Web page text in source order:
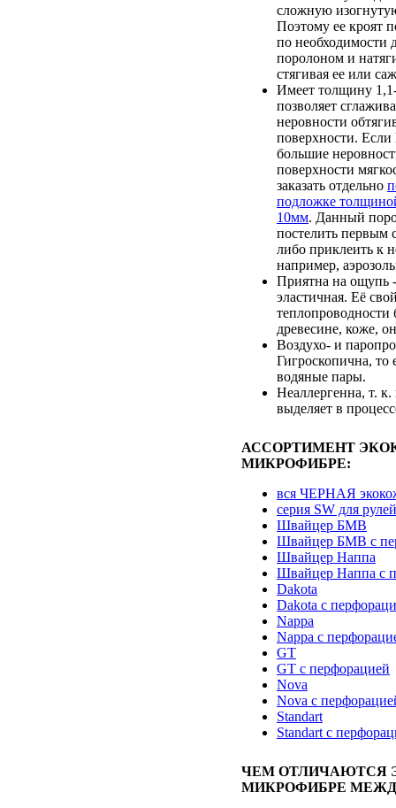
сложную
Поэтому ее кроят
по необходимости
поролоном и
стягивая ее или
Имеет толщину
позволяет
неровности
поверхности.
большие
поверхности
заказать отдельно
подложке
10мм. Данный
постелить первым
либо приклеить к
например,
Приятна на ощупь
эластичная. Её
теплопроводности
древесине, коже,
Воздухо- и
Гигроскопична, то
водяные пары.
Неаллергенна, т. к.
выделяет в
АССОРТИМЕНТ
МИКРОФИБРЕ:
вся ЧЕРНАЯ
серия SW для
Швайцер БМВ
Швайцер БМВ с
Швайцер Наппа
Швайцер Наппа с
Dakota
Dakota с
Nappa
Nappa с
GT
GT с перфорацией
Nova
Nova с
Standart
Standart с
ЧЕМ ОТЛИЧАЮТСЯ
МИКРОФИБРЕ